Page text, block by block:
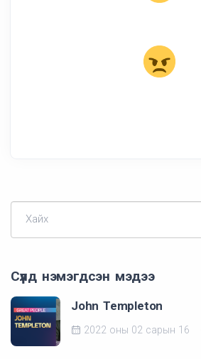
Хайх
Сүүлд нэмэгдсэн мэдээ
John Templeton
2022 оны 02 сарын 16